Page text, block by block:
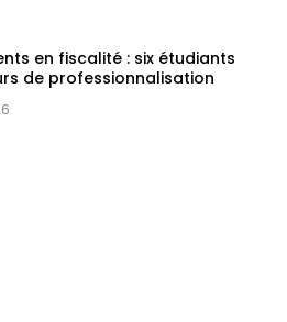
en fiscalité : six étudiants
de professionnalisation